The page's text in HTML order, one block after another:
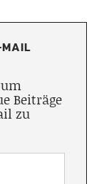
Beiträge
zu